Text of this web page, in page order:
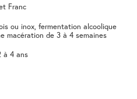
Franc
ou inox, fermentation alcoolique
macération de 3 à 4 semaines
à 4 ans